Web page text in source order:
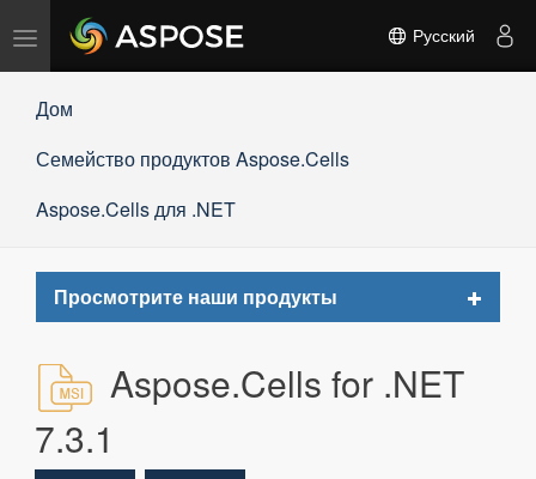
Переключить
навигацию
Русский
Дом
Семейство продуктов Aspose.Cells
Aspose.Cells для .NET
Просмотрите наши продукты
Toggle
Aspose.Cells for .NET
7.3.1